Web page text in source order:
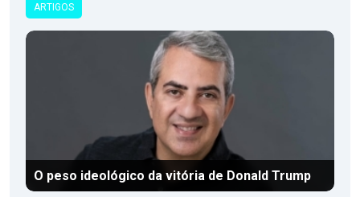
ARTIGOS
O peso ideológico da vitória de Donald Trump